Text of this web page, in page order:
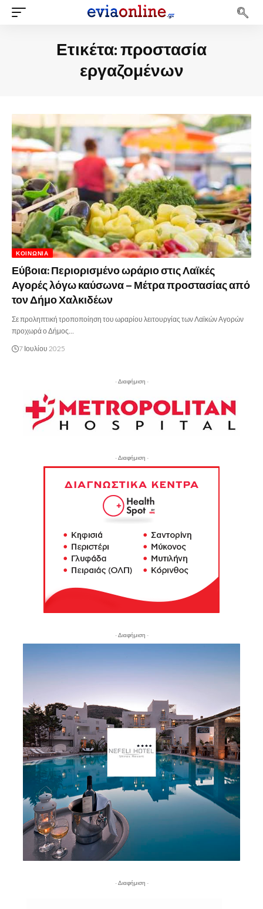
Ετικέτα:προστασία
εργαζομένων
ΚΟΙΝΩΝΊΑ
Εύβοια: Περιορισμένο ωράριο στις Λαϊκές
Αγορές λόγω καύσωνα – Μέτρα προστασίας από
τον Δήμο Χαλκιδέων
Σε προληπτική τροποποίηση του ωραρίου λειτουργίας των Λαϊκών Αγορών
προχωρά ο Δήμος…
7 Ιουλίου 2025
- Διαφήμιση -
- Διαφήμιση -
- Διαφήμιση -
- Διαφήμιση -